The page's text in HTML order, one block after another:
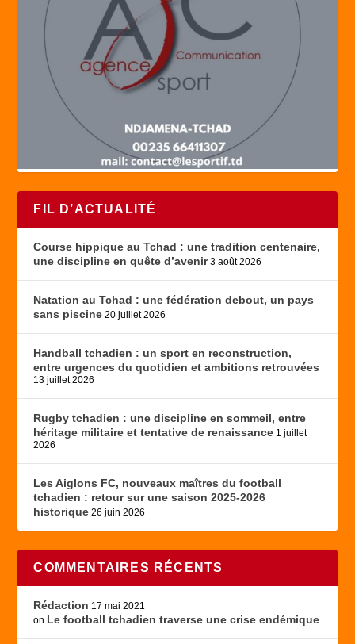
FIL D’ACTUALITÉ
Course hippique au Tchad : une tradition centenaire,
une discipline en quête d’avenir 3 août 2026
Natation au Tchad : une fédération debout, un pays
sans piscine 20 juillet 2026
Handball tchadien : un sport en reconstruction,
entre urgences du quotidien et ambitions retrouvées
13 juillet 2026
Rugby tchadien : une discipline en sommeil, entre
héritage militaire et tentative de renaissance 1 juillet
2026
Les Aiglons FC, nouveaux maîtres du football
tchadien : retour sur une saison 2025-2026
historique 26 juin 2026
COMMENTAIRES RÉCENTS
Rédaction 17 mai 2021
on Le football tchadien traverse une crise endémique